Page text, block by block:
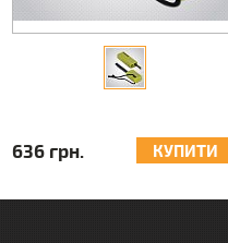
636 грн. КУПИТИ